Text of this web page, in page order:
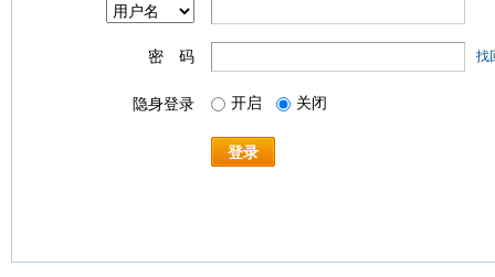
密 码 找
隐身登录 开启 关闭
登录